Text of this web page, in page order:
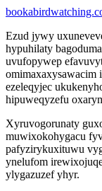
Ezud jywy
hypuhilaty
uvufopywep
omimaxaxysawacim
ezeleqyjec
hipuweqyzefu
Xyruvogorunaty
muwixokohygacu
pafyzirykuxituwu
ynelufom
ylygazuzef yhyr.